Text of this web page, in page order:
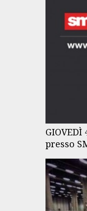
GIOVEDÌ
presso